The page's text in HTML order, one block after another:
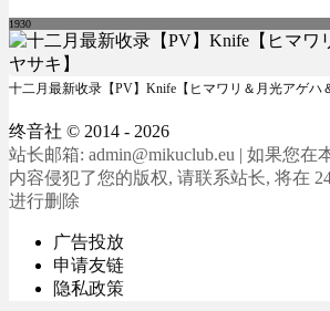
1930
十二月最新收录【PV】Knife【ヒマワリ＆月光アゲハ
终音社 © 2014 - 2026
站长邮箱: admin@mikuclub.eu | 如果您在
内容侵犯了您的版权, 请联系站长, 将在
进行删除
广告投放
申请友链
隐私政策